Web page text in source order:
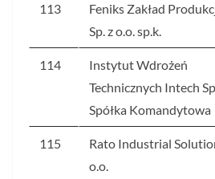
113
Feniks Zakład
Sp. z o.o. sp.k.
114
Instytut Wdrożeń
Technicznych Intech
Spółka Komandytowa
115
Rato Industrial
o.o.